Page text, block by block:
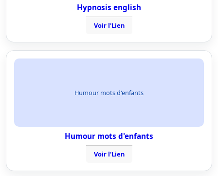
Hypnosis english
Voir l'Lien
Humour mots d'enfants
Humour mots d'enfants
Voir l'Lien